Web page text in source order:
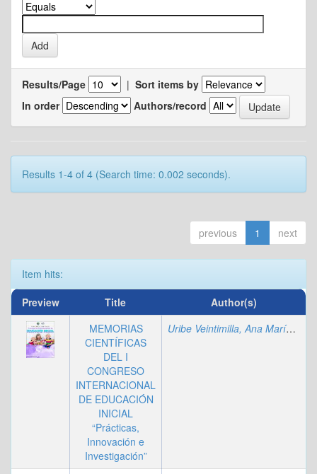
Results/Page | Sort items by
In order
Authors/record
Results 1-4 of 4 (Search time: 0.002 seconds).
previous 1 next
Item hits:
Preview
Title
Author(s)
MEMORIAS
CIENTÍFICAS
DEL I
CONGRESO
INTERNACIONAL
DE EDUCACIÓN
INICIAL
“Prácticas,
Innovación e
Investigación”
Uribe Veintimilla, Ana María;